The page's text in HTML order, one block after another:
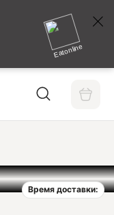
Eatonline
Время доставки: